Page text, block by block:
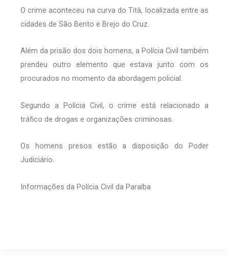
O crime aconteceu na curva do Tità, localizada entre as
cidades de São Bento e Brejo do Cruz.
Além da prisão dos dois homens, a Polícia Civil também
prendeu outro elemento que estava junto com os
procurados no momento da abordagem policial.
Segundo a Polícia Civil, o crime está relacionado a
tráfico de drogas e organizações criminosas.
Os homens presos estão a disposição do Poder
Judiciário.
Informações da Polícia Civil da Paraíba